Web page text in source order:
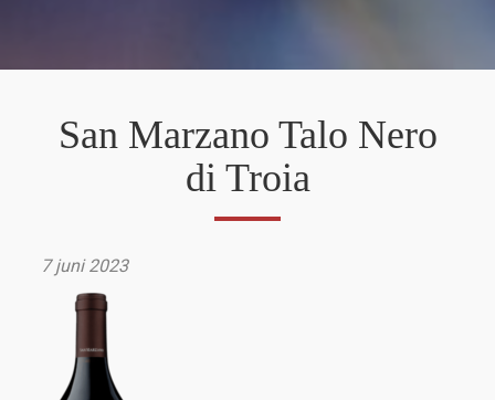
San Marzano Talo Nero
di Troia
7 juni 2023